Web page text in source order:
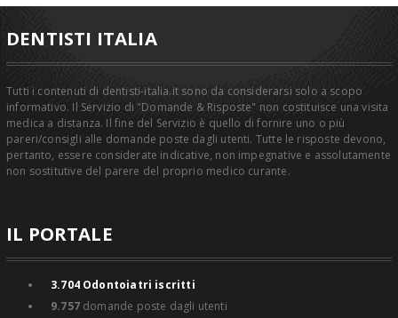
DENTISTI ITALIA
Tutti i contenuti di dentisti-italia.it sono da considerarsi solo a scopo
informativo. Il Servizio di "Domande & Risposte" non costituisce una visita
medica a distanza. Il fine del Servizio è quello di fornire uno o più
pareri/consigli alle domande poste dagli utenti. Tutte le risposte devono,
pertanto, essere considerate indicative, non impegnative e assolutamente
non sostitutive del parere del proprio medico curante.
IL PORTALE
3.704Odontoiatri iscritti
9.757domande poste dagli utenti